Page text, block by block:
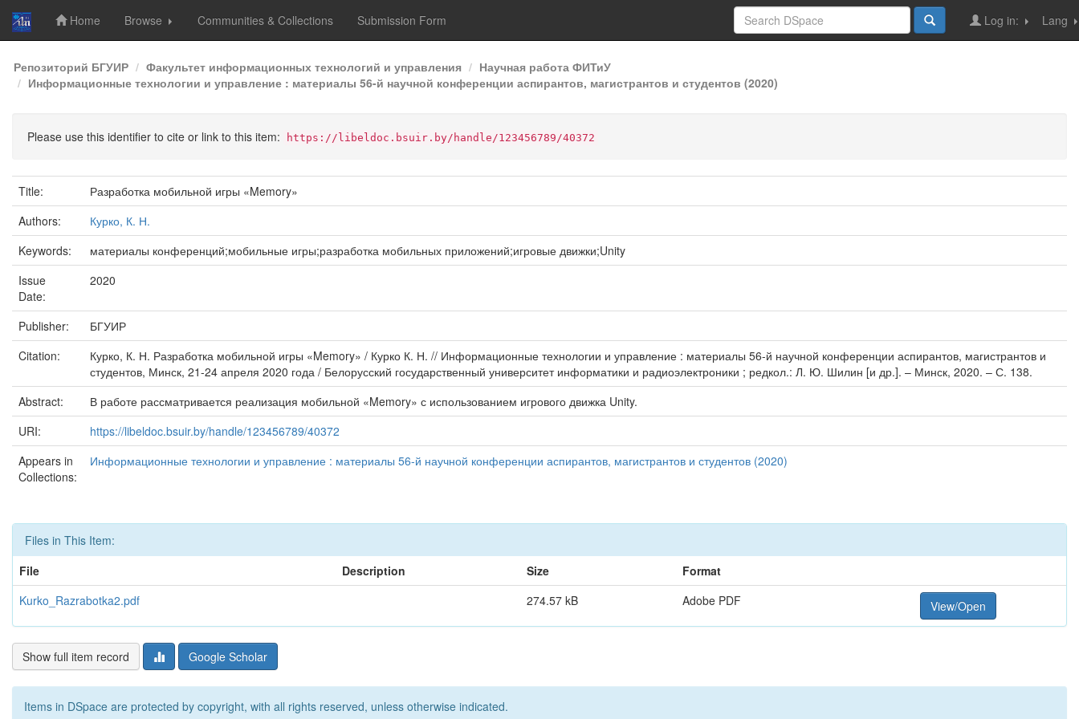
Skip
navigation
Home Browse Communities & Collections Submission Form Lang
Log in:
Репозиторий БГУИР Факультет информационных технологий и управления
Научная работа ФИТиУ
Информационные технологии и управление : материалы 56-й научной конференции аспирантов, магистрантов и студентов (2020)
Please use this identifier to cite or link to this item: https://libeldoc.bsuir.by/handle/123456789/40372
Title:
Разработка мобильной игры «Memory»
Authors:
Курко, К. Н.
Keywords:
материалы конференций;мобильные игры;разработка мобильных приложений;игровые движки;Unity
Issue
Date:
2020
Publisher:
БГУИР
Citation:
Курко, К. Н. Разработка мобильной игры «Memory» / Курко К. Н. // Информационные технологии и управление : материалы 56-й научной конференции аспирантов, магистрантов и
студентов, Минск, 21-24 апреля 2020 года / Белорусский государственный университет информатики и радиоэлектроники ; редкол.: Л. Ю. Шилин [и др.]. – Минск, 2020. – С. 138.
Abstract:
В работе рассматривается реализация мобильной «Memory» с использованием игрового движка Unity.
URI:
https://libeldoc.bsuir.by/handle/123456789/40372
Appears in
Collections:
Информационные технологии и управление : материалы 56-й научной конференции аспирантов, магистрантов и студентов (2020)
Files in This Item:
File
Description Size
Format
Kurko_Razrabotka2.pdf
274.57 kB Adobe PDF View/Open
Show full item record Google Scholar
Items in DSpace are protected by copyright, with all rights reserved, unless otherwise indicated.